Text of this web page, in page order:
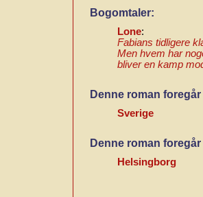
Bogomtaler:
Lone:
Fabians tidligere
Men hvem har
bliver en kamp
Denne roman
Sverige
Denne roman
Helsingborg